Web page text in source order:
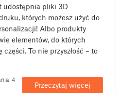
udostępnia pliki 3D
których możesz użyć do
Albo produkty
elementów, do których
To nie przyszłość – to
4
Przeczytaj więcej